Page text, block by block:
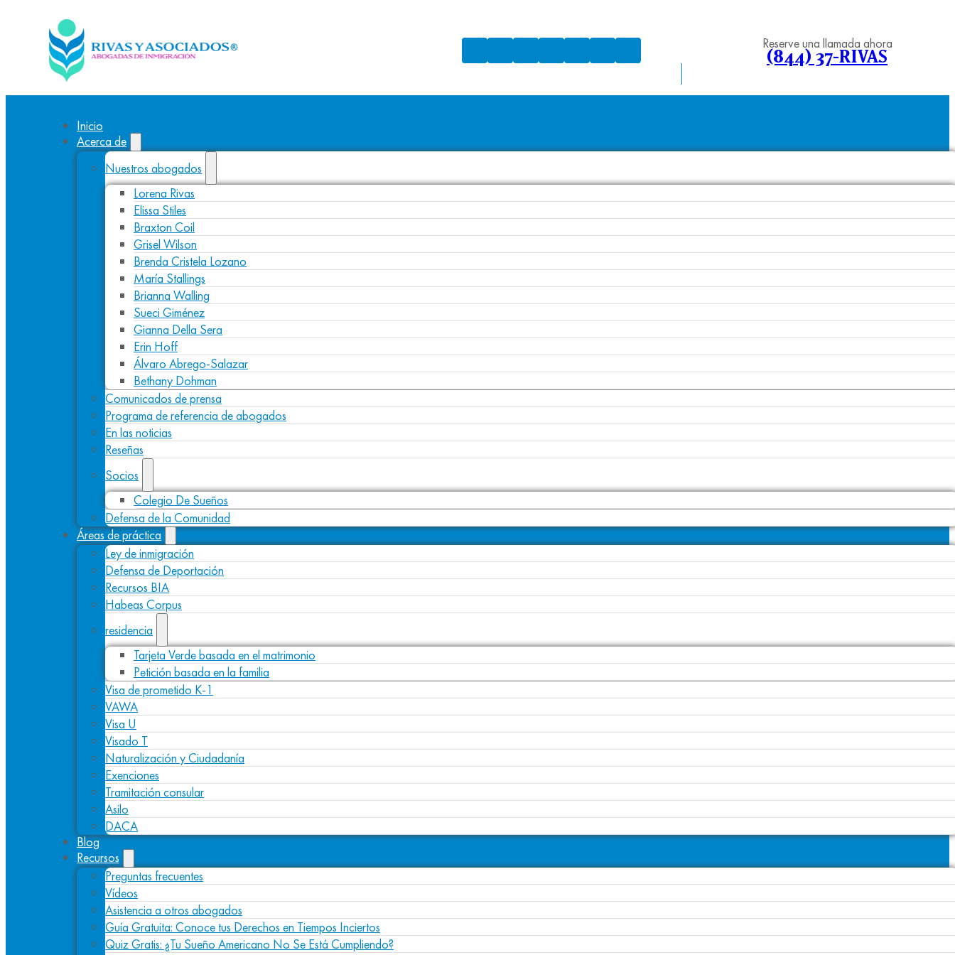
Reserve una llamada ahora
(844) 37-RIVAS
Inicio
Acerca de
Nuestros abogados
Lorena Rivas
Elissa Stiles
Braxton Coil
Grisel Wilson
Brenda Cristela Lozano
María Stallings
Brianna Walling
Sueci Giménez
Gianna Della Sera
Erin Hoff
Álvaro Abrego-Salazar
Bethany Dohman
Comunicados de prensa
Programa de referencia de abogados
En las noticias
Reseñas
Socios
Colegio De Sueños
Defensa de la Comunidad
Áreas de práctica
Ley de inmigración
Defensa de Deportación
Recursos BIA
Habeas Corpus
residencia
Tarjeta Verde basada en el matrimonio
Petición basada en la familia
Visa de prometido K-1
VAWA
Visa U
Visado T
Naturalización y Ciudadanía
Exenciones
Tramitación consular
Asilo
DACA
Blog
Recursos
Preguntas frecuentes
Vídeos
Asistencia a otros abogados
Guía Gratuita: Conoce tus Derechos en Tiempos Inciertos
Quiz Gratis: ¿Tu Sueño Americano No Se Está Cumpliendo?